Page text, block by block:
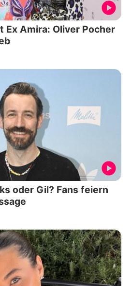
Ex Amira: Oliver Pocher
oder Gil? Fans feiern